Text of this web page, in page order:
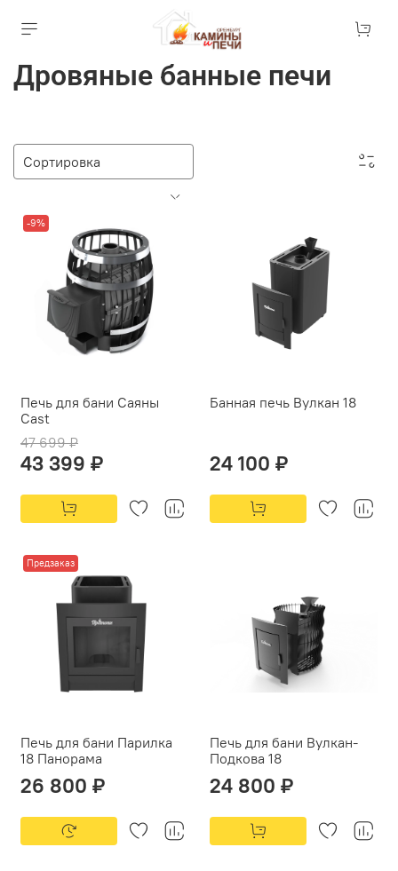
Дровяные банные печи
-9%
Печь для бани Саяны
Cast
47 699 ₽
43 399 ₽
Банная печь Вулкан 18
24 100 ₽
Предзаказ
Печь для бани Парилка
18 Панорама
26 800 ₽
Печь для бани Вулкан-
Подкова 18
24 800 ₽